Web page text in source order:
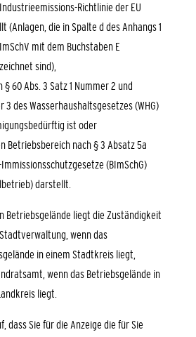
Richtlinie der EU
(Anlagen, die in Spalte d des Anhangs 1
mit dem Buchstaben E
sind),
§ 60 Abs. 3 Satz 1 Nummer 2 und
3 des Wasserhaushaltsgesetzes (WHG)
ist oder
Betriebsbereich nach § 3 Absatz 5a
Immissionsschutzgesetze (BImSchG)
darstellt.
Betriebsgelände liegt die Zuständigkeit
wenn das
in einem Stadtkreis liegt,
wenn das Betriebsgelände in
liegt.
dass Sie für die Anzeige die für Sie